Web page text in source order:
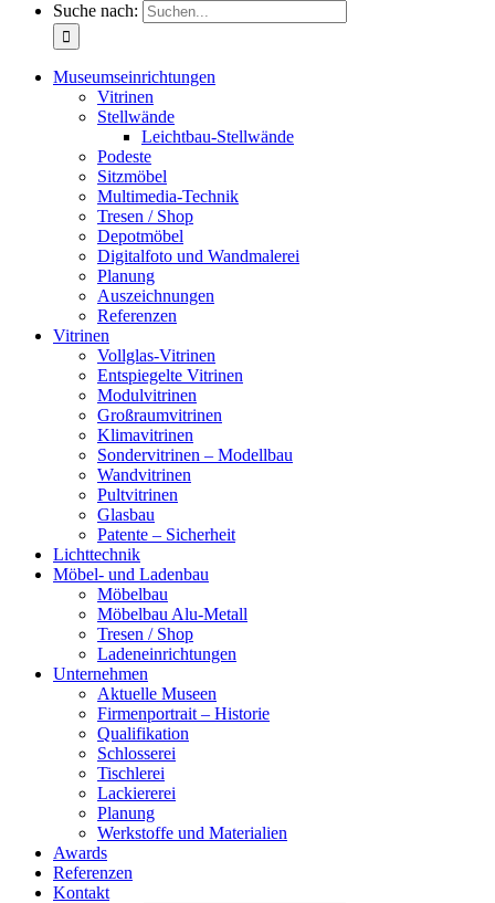
Suche nach:
Museumseinrichtungen
Vitrinen
Stellwände
Leichtbau-Stellwände
Podeste
Sitzmöbel
Multimedia-Technik
Tresen / Shop
Depotmöbel
Digitalfoto und Wandmalerei
Planung
Auszeichnungen
Referenzen
Vitrinen
Vollglas-Vitrinen
Entspiegelte Vitrinen
Modulvitrinen
Großraumvitrinen
Klimavitrinen
Sondervitrinen – Modellbau
Wandvitrinen
Pultvitrinen
Glasbau
Patente – Sicherheit
Lichttechnik
Möbel- und Ladenbau
Möbelbau
Möbelbau Alu-Metall
Tresen / Shop
Ladeneinrichtungen
Unternehmen
Aktuelle Museen
Firmenportrait – Historie
Qualifikation
Schlosserei
Tischlerei
Lackiererei
Planung
Werkstoffe und Materialien
Awards
Referenzen
Kontakt